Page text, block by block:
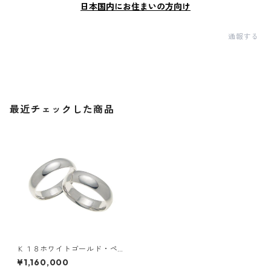
日本国内にお住まいの方向け
通報する
最近チェックした商品
Ｋ１８ホワイトゴールド・ペ
アリング・６ｍｍ幅・甲丸リ
ング
¥1,160,000